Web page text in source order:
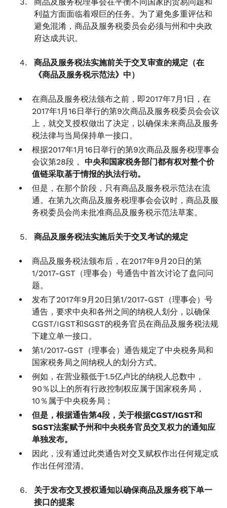
利益方面面临着艰巨的任务。为了避免多重评估和
避免混淆，商品及服务税委员会必须与州和中央政
府达成共识。
商品及服务税法实施前关于交叉审查的规定（在
《商品及服务税示范法》中）
在商品及服务税法颁布之前，即2017年7月1日，在
2017年1月16日举行的第9次商品及服务税委员会会议
上，就交叉授权做出了决定，以确保未来商品及服务
税法律与当局保持单一接口。
根据2017年1月16日举行的第9次商品及服务税理事会
会议第28段， 中央和国家税务部门都有权对整个价
值链采取基于情报的执法行动。
但是，在那个阶段，只有商品及服务税示范法在流
通。在第九次商品及服务税理事会会议时，商品及服
务税委员会尚未批准商品及服务税示范法草案。
商品及服务税法实施后关于交叉考试的规定
商品及服务税法颁布后，在2017年9月20日的第
1/2017-GST（理事会）号通告中首次讨论了盘问问
题。
发布了2017年9月20日第1/2017-GST（理事会）号
通告，要求中央和各州之间的纳税人划分，以确保
CGST/IGST和SGST的税务官员在商品及服务税法规
下建立单一接口。
第1/2017-GST（理事会）通告规定了中央税务局和
国家税务局之间纳税人的划分方式。
例如，在营业额低于1.5亿卢比的纳税人总数中，
90％以上的所有行政控制权应属于国家税务局，
10％属于中央税务局；
但是，根据通告第4段，关于根据CGST/IGST和
SGST法案赋予州和中央税务官员交叉权力的通知应
单独发布。
因此，没有通过此类通告对交叉赋权作出任何规定或
作出任何澄清。
关于发布交叉授权通知以确保商品及服务税下单一
接口的提案